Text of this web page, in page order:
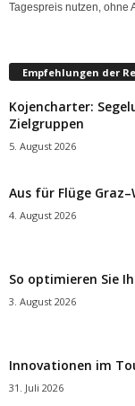
Tagespreis nutzen, ohne
Empfehlungen der
Kojencharter:
Zielgruppen
5. August 2026
Aus für Flüge
4. August 2026
So optimieren Sie
3. August 2026
Innovationen im
31. Juli 2026